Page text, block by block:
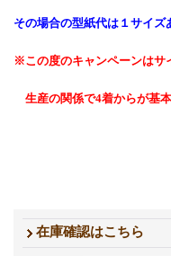
その場合の型紙代は１サイズ
※この度のキャンペーンはサ
生産の関係で4着からが基本
在庫確認はこちら